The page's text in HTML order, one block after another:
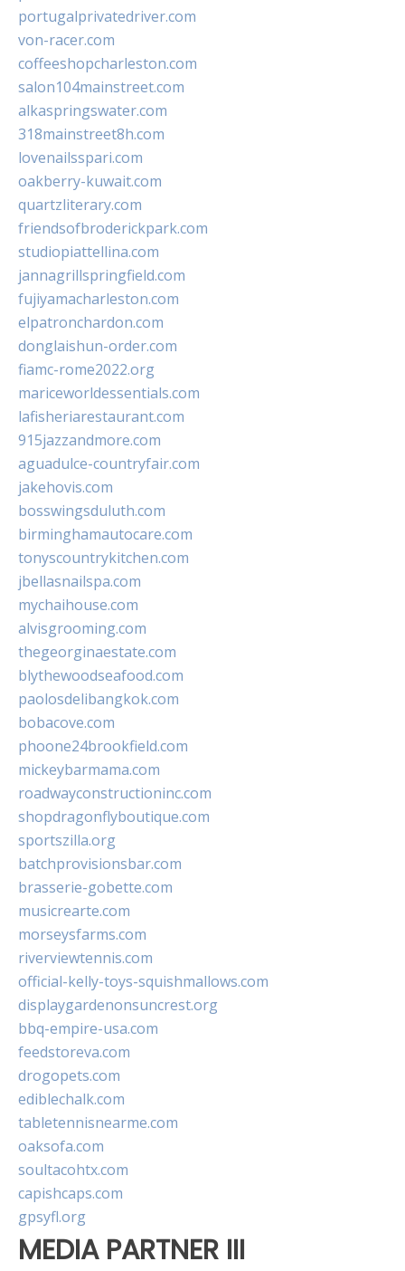
portugalprivatedriver.com
von-racer.com
coffeeshopcharleston.com
salon104mainstreet.com
alkaspringswater.com
318mainstreet8h.com
lovenailsspari.com
oakberry-kuwait.com
quartzliterary.com
friendsofbroderickpark.com
studiopiattellina.com
jannagrillspringfield.com
fujiyamacharleston.com
elpatronchardon.com
donglaishun-order.com
fiamc-rome2022.org
mariceworldessentials.com
lafisheriarestaurant.com
915jazzandmore.com
aguadulce-countryfair.com
jakehovis.com
bosswingsduluth.com
birminghamautocare.com
tonyscountrykitchen.com
jbellasnailspa.com
mychaihouse.com
alvisgrooming.com
thegeorginaestate.com
blythewoodseafood.com
paolosdelibangkok.com
bobacove.com
phoone24brookfield.com
mickeybarmama.com
roadwayconstructioninc.com
shopdragonflyboutique.com
sportszilla.org
batchprovisionsbar.com
brasserie-gobette.com
musicrearte.com
morseysfarms.com
riverviewtennis.com
official-kelly-toys-squishmallows.com
displaygardenonsuncrest.org
bbq-empire-usa.com
feedstoreva.com
drogopets.com
ediblechalk.com
tabletennisnearme.com
oaksofa.com
soultacohtx.com
capishcaps.com
gpsyfl.org
MEDIA PARTNER III